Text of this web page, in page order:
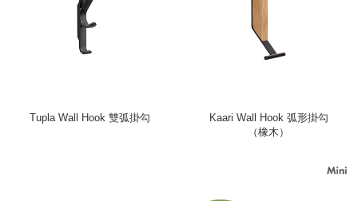
Tupla Wall Hook 雙弧掛勾
Kaari Wall Hook 弧形掛勾
（橡木）